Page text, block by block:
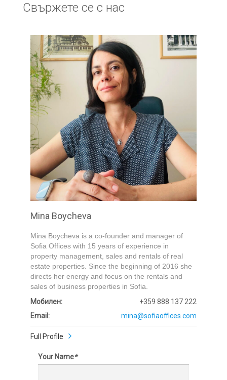
Your Name*
Your Email*
Your Message
Submit
Свържете се с нас
Mina Boycheva
Mina Boycheva is a co-founder and manager of
Sofia Offices with 15 years of experience in
property management, sales and rentals of real
estate properties. Since the beginning of 2016 she
directs her energy and focus on the rentals and
sales of business properties in Sofia.
Мобилен:
+359 888 137 222
Email:
mina@sofiaoffices.com
Full Profile
Your Name*